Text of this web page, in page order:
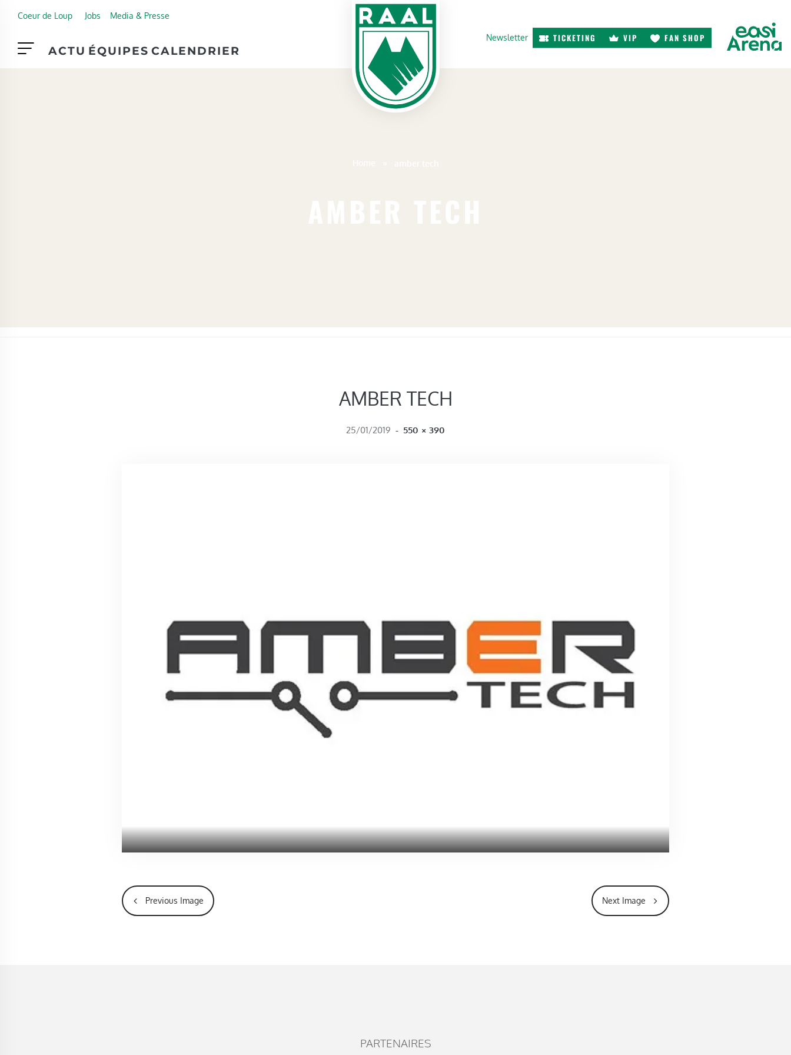
Coeur de Loup Jobs Media & Presse
Newsletter TICKETING VIP FAN SHOP
ACTU ÉQUIPES CALENDRIER
AMBER TECH
25/01/2019 - FULL SIZE
550 × 390
Previous Image Next Image
PARTENAIRES